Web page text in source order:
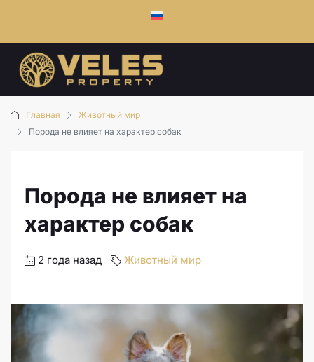
Главная
Животный мир
Порода не влияет на характер собак
Порода не влияет на
характер собак
2 года назад Животный мир